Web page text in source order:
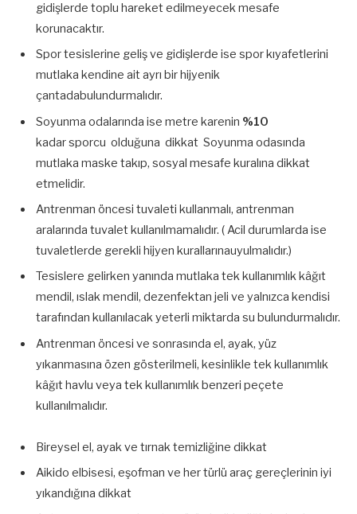
gidişlerde toplu hareket edilmeyecek mesafe
korunacaktır.
Spor tesislerine geliş ve gidişlerde ise spor kıyafetlerini
mutlaka kendine ait ayrı bir hijyenik
çantadabulundurmalıdır.
Soyunma odalarında ise metre karenin %10
kadar sporcu olduğuna dikkat Soyunma odasında
mutlaka maske takıp, sosyal mesafe kuralına dikkat
etmelidir.
Antrenman öncesi tuvaleti kullanmalı, antrenman
aralarında tuvalet kullanılmamalıdır. ( Acil durumlarda ise
tuvaletlerde gerekli hijyen kurallarınauyulmalıdır.)
Tesislere gelirken yanında mutlaka tek kullanımlık kâğıt
mendil, ıslak mendil, dezenfektan jeli ve yalnızca kendisi
tarafından kullanılacak yeterli miktarda su bulundurmalıdır.
Antrenman öncesi ve sonrasında el, ayak, yüz
yıkanmasına özen gösterilmeli, kesinlikle tek kullanımlık
kâğıt havlu veya tek kullanımlık benzeri peçete
kullanılmalıdır.
Bireysel el, ayak ve tırnak temizliğine dikkat
Aikido elbisesi, eşofman ve her türlü araç gereçlerinin iyi
yıkandığına dikkat